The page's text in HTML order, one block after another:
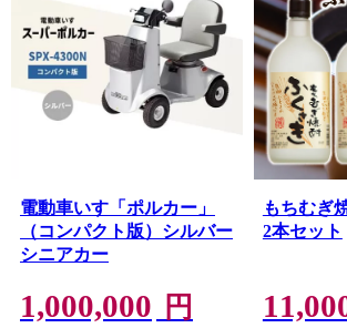
電動車いす「ポルカー」
（コンパクト版）シルバー
シニアカー
1,000,000 円
もちむぎ
2本セット